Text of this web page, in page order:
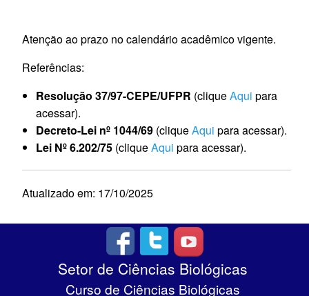
Atenção ao prazo no calendário acadêmico vigente.
Referências:
Resolução 37/97-CEPE/UFPR (cliqueAqui para
acessar).
Decreto-Lei nº 1044/69 (cliqueAqui para acessar).
Lei Nº 6.202/75 (cliqueAqui para acessar).
Atualizado em: 17/10/2025
Setor de Ciências Biológicas
Curso de Ciências Biológicas